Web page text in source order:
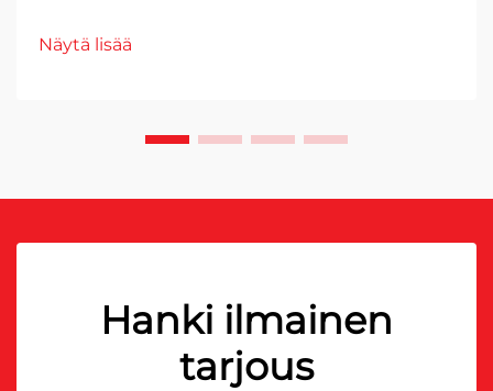
Näytä lisää
Hanki ilmainen
tarjous